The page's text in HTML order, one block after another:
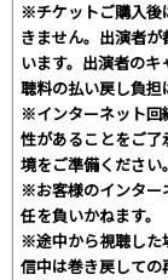
※チケットご購入後
きません。出演者
います。出演者の
聴料の払い戻し負担
※インターネット回
性があることをご
境をご準備ください。
※お客様のインター
任を負いかねます。
※途中から視聴した
信中は巻き戻しての